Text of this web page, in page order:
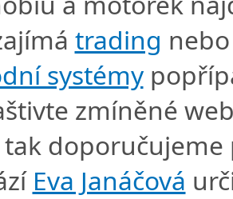
trading
systémy
zmíněné
tak doporučujeme
Eva Janáčová